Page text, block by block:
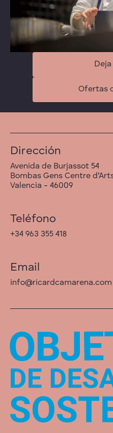
Ofertas
Dirección
Avenida de Burjassot 54
Bombas Gens Centre
Valencia - 46009
Teléfono
+34 963 355 418
Email
info@ricardcamarena.com